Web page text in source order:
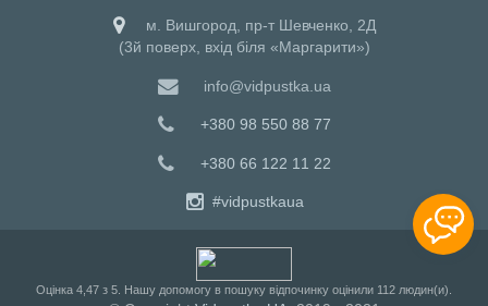
м. Вишгород, пр-т Шевченко, 2Д
(3й поверх, вхід біля «Маргарити»)
info@vidpustka.ua
+380 98 550 88 77
+380 66 122 11 22
#vidpustkaua
Оцiнка 4,47 з 5 . Нашу допомогу в пошуку відпочинку оцінили 112 людин(и).